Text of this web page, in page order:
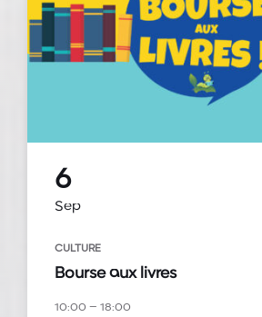
6
Sep
CULTURE
Bourse aux livres
10:00 – 18:00